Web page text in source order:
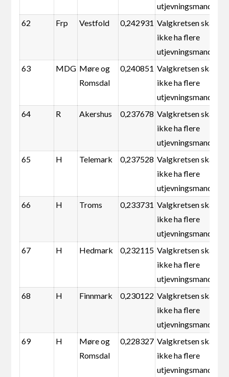
utjevningsmandater
62
Frp Vestfold 0,242931 Valgkretsen skal
ikke ha flere
utjevningsmandater
63
MDG Møre og
Romsdal
0,240851 Valgkretsen skal
ikke ha flere
utjevningsmandater
64
R Akershus 0,237678 Valgkretsen skal
ikke ha flere
utjevningsmandater
65
H Telemark 0,237528 Valgkretsen skal
ikke ha flere
utjevningsmandater
66
H Troms 0,233731 Valgkretsen skal
ikke ha flere
utjevningsmandater
67
H Hedmark 0,232115 Valgkretsen skal
ikke ha flere
utjevningsmandater
68
H Finnmark 0,230122 Valgkretsen skal
ikke ha flere
utjevningsmandater
69
H
Møre og
Romsdal
0,228327 Valgkretsen skal
ikke ha flere
utjevningsmandater